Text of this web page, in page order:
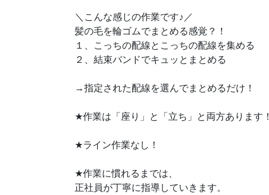
＼こんな感じの作業です♪ ／
髪の毛を輪ゴムでまとめる感覚？！
１、こっちの配線とこっちの配線を集める
２、結束バンドでキュッとまとめる
→指定された配線を選んでまとめるだけ！
★作業は「座り」と「立ち」と両方あります！
★ライン作業なし！
★作業に慣れるまでは、
正社員が丁寧に指導していきます。